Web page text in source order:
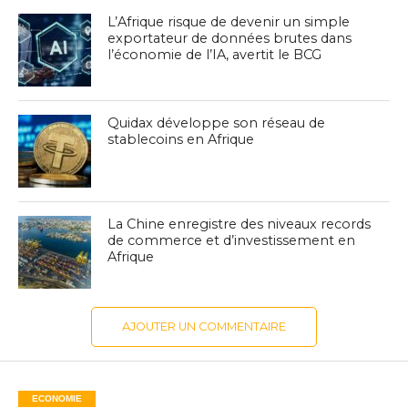
L’Afrique risque de devenir un simple
exportateur de données brutes dans
l’économie de l’IA, avertit le BCG
Quidax développe son réseau de
stablecoins en Afrique
La Chine enregistre des niveaux records
de commerce et d’investissement en
Afrique
AJOUTER UN COMMENTAIRE
ECONOMIE